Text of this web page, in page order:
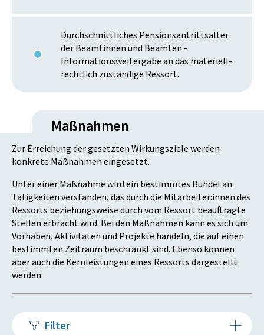
Durchschnittliches Pensionsantrittsalter
der Beamtinnen und Beamten -
Informationsweitergabe an das materiell-
rechtlich zuständige Ressort.
Maßnahmen
Zur Erreichung der gesetzten Wirkungsziele werden
konkrete Maßnahmen eingesetzt.
Unter einer Maßnahme wird ein bestimmtes Bündel an
Tätigkeiten verstanden, das durch die Mitarbeiter:innen des
Ressorts beziehungsweise durch vom Ressort beauftragte
Stellen erbracht wird. Bei den Maßnahmen kann es sich um
Vorhaben, Aktivitäten und Projekte handeln, die auf einen
bestimmten Zeitraum beschränkt sind. Ebenso können
aber auch die Kernleistungen eines Ressorts dargestellt
werden.
Filter